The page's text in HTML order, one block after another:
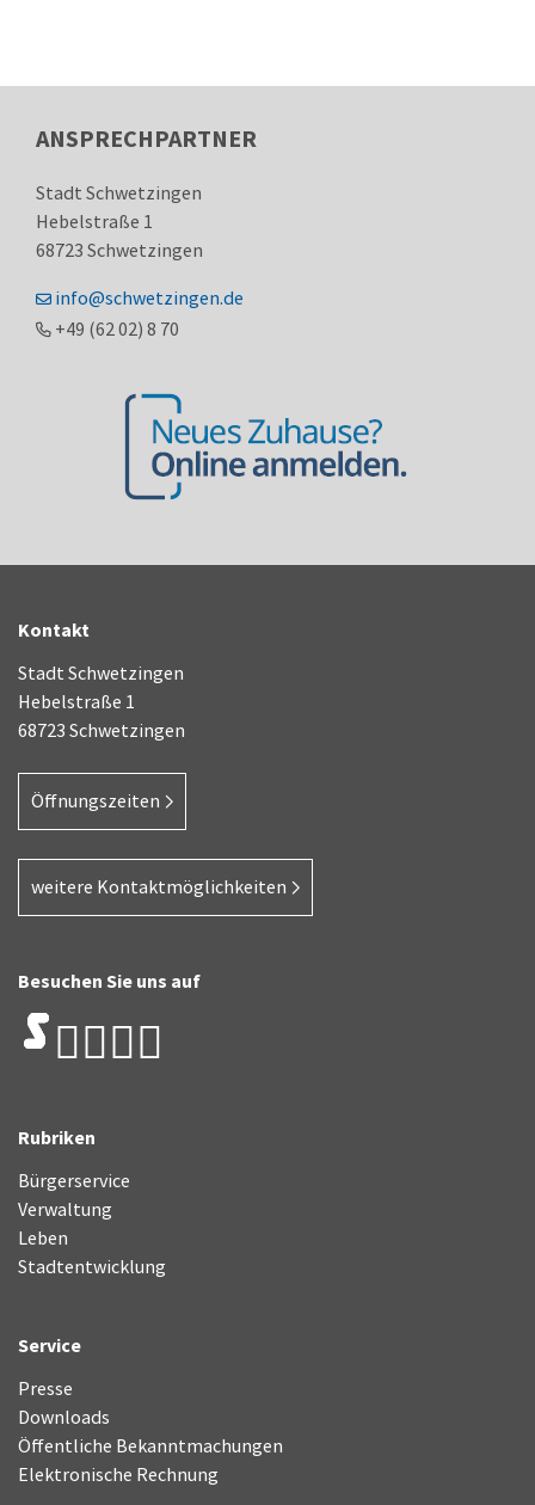
ANSPRECHPARTNER
Stadt Schwetzingen
Hebelstraße 1
68723 Schwetzingen
info@schwetzingen.de
+49 (6202) 8 70
Kontakt
Stadt Schwetzingen
Hebelstraße 1
68723 Schwetzingen
Öffnungszeiten
weitere Kontaktmöglichkeiten
Besuchen Sie uns auf
Rubriken
Bürgerservice
Verwaltung
Leben
Stadtentwicklung
Service
Presse
Downloads
Öffentliche Bekanntmachungen
Elektronische Rechnung